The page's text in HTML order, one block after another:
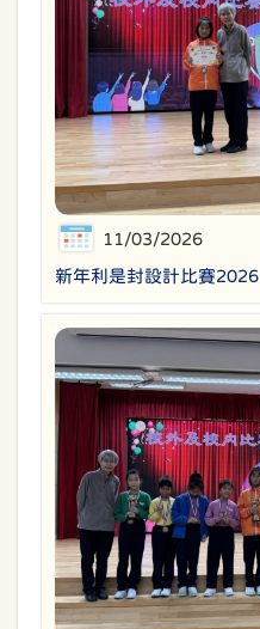
11/03/2026
新年利是封設計比賽2026